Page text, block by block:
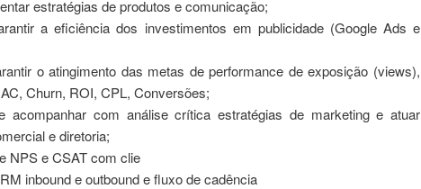
estratégias de produtos e comunicação;
a eficiência dos investimentos em publicidade (Google Ads e
o atingimento das metas de performance de exposição (views),
Churn, ROI, CPL, Conversões;
acompanhar com análise crítica estratégias de marketing e atuar
e diretoria;
NPS e CSAT com clie
inbound e outbound e fluxo de cadência